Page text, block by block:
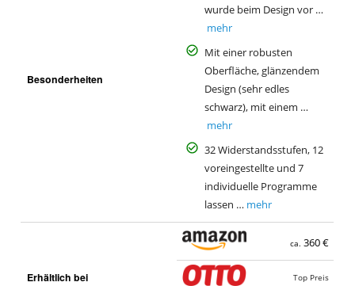
Besonderheiten
wurde beim Design vor …
mehr
Mit einer robusten
Oberfläche, glänzendem
Design (sehr edles
schwarz), mit einem …
mehr
32 Widerstandsstufen, 12
voreingestellte und 7
individuelle Programme
lassen … mehr
Erhältlich bei
ca. 360 €
Top Preis